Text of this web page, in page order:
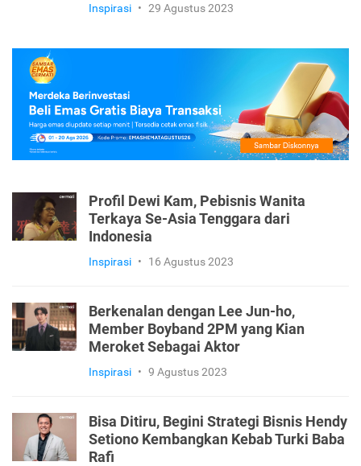
Inspirasi • 29 Agustus 2023
Profil Dewi Kam, Pebisnis Wanita
Terkaya Se-Asia Tenggara dari
Indonesia
Inspirasi • 16 Agustus 2023
Berkenalan dengan Lee Jun-ho,
Member Boyband 2PM yang Kian
Meroket Sebagai Aktor
Inspirasi • 9 Agustus 2023
Bisa Ditiru, Begini Strategi Bisnis Hendy
Setiono Kembangkan Kebab Turki Baba
Rafi